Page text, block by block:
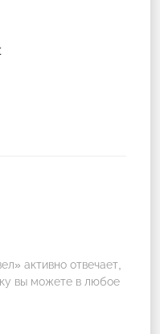
активно отвечает,
вы можете в любое